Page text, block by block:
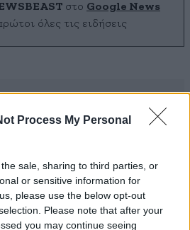
Process My Personal
sale, sharing to third parties, or
or sensitive information for
please use the below opt-out
Please note that after your
you may continue seeing
στο Google News
όλες τις ειδήσεις